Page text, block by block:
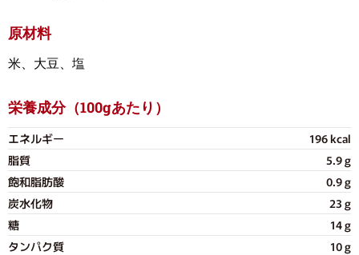
原材料
米、大豆、塩
栄養成分（100gあたり）
エネルギー
196 kcal
脂質
5.9 g
飽和脂肪酸
0.9 g
炭水化物
23 g
糖
14 g
タンパク質
10 g